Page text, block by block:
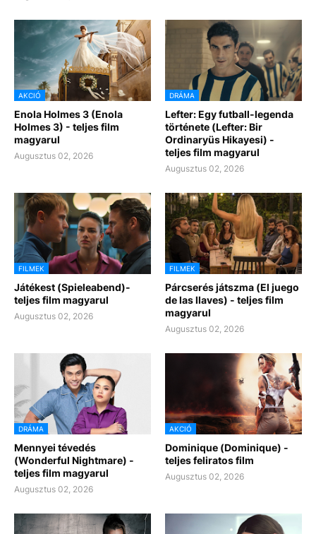
AKCIÓ
Enola Holmes 3 (Enola
Holmes 3) - teljes film
magyarul
Augusztus 02, 2026
DRÁMA
Lefter: Egy futball-legenda
története (Lefter: Bir
Ordinaryüs Hikayesi) -
teljes film magyarul
Augusztus 02, 2026
FILMEK
Játékest (Spieleabend)-
teljes film magyarul
Augusztus 02, 2026
FILMEK
Párcserés játszma (El juego
de las llaves) - teljes film
magyarul
Augusztus 02, 2026
DRÁMA
Mennyei tévedés
(Wonderful Nightmare) -
teljes film magyarul
Augusztus 02, 2026
AKCIÓ
Dominique (Dominique) -
teljes feliratos film
Augusztus 02, 2026